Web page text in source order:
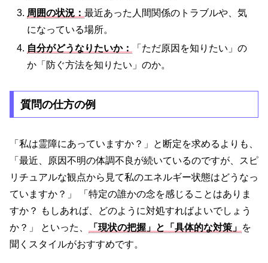
周囲の状況：最近あった人間関係のトラブルや、気
になっている場所。
自分がどうなりたいか：
「ただ原因を知りたい」の
か「防ぐ方法を知りたい」のか。
質問の仕方の例
「私は霊障にあっていますか？」と断定を求めるよりも、
「最近、原因不明の体調不良が続いているのですが、スピ
リチュアルな観点から見て私のエネルギー状態はどうなっ
ていますか？」 「特定の誰かの念を感じることはありま
すか？ もしあれば、どのように対処すればよいでしょう
か？」 といった、
「現状の把握」と「具体的な対策」 を
聞くスタイルがおすすめです。